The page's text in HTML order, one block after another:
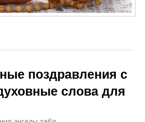
поздравления с
слова для